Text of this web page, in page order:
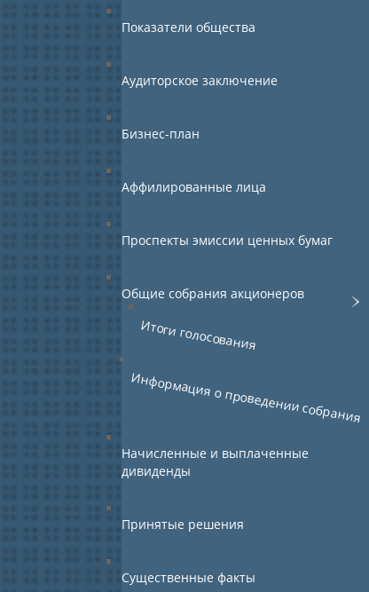
Показатели общества
Аудиторское заключение
Бизнес-план
Аффилированные лица
Проспекты эмиссии ценных бумаг
Общие собрания акционеров
Итоги голосования
Информация о проведении собрания
Начисленные и выплаченные
дивиденды
Принятые решения
Существенные факты